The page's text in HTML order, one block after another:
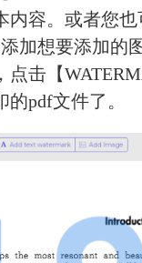
内容。或者您
添加想要添加的
击【
pdf文件了。